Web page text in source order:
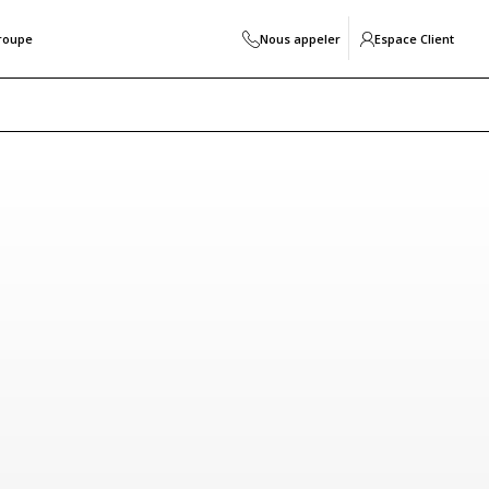
Nous appeler Espace Client